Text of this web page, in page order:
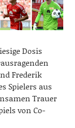
Dosis
Frederik
Spielers aus
Trauer
von Co-